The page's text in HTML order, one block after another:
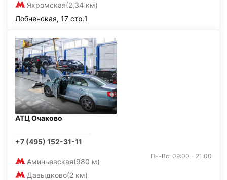
Яхромская(2,34 км)
Лобненская, 17 стр.1
АТЦ Очаково
+7 (495) 152-31-11
Аминьевская(980 м)
Давыдково(2 км)
Пн-Вс: 09:00 - 21:00